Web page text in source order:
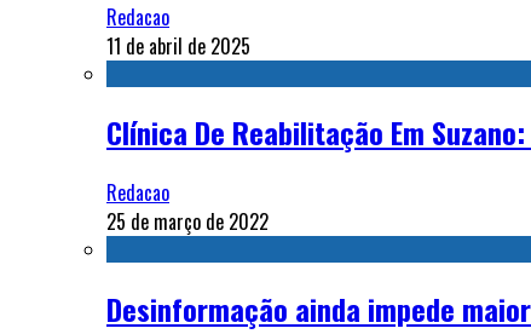
Redacao
11 de abril de 2025
Clínica De Reabilitação Em
Redacao
25 de março de 2022
Desinformação ainda impede